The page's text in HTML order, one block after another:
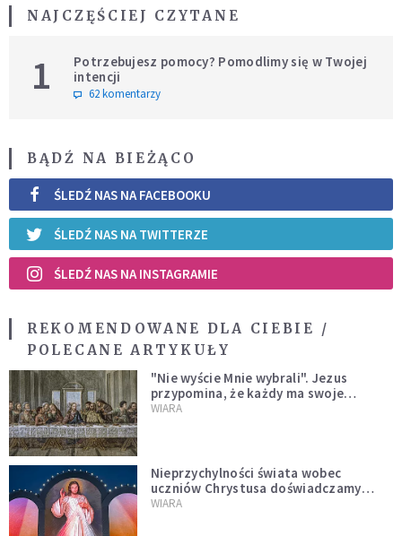
NAJCZĘŚCIEJ CZYTANE
1
Potrzebujesz pomocy? Pomodlimy się w Twojej
intencji
62 komentarzy
BĄDŹ NA BIEŻĄCO
ŚLEDŹ NAS NA FACEBOOKU
ŚLEDŹ NAS NA TWITTERZE
ŚLEDŹ NAS NA INSTAGRAMIE
REKOMENDOWANE DLA CIEBIE /
POLECANE ARTYKUŁY
"Nie wyście Mnie wybrali". Jezus
przypomina, że każdy ma swoje
miejsce i swoją misję
WIARA
Nieprzychylności świata wobec
uczniów Chrystusa doświadczamy
wszyscy, również dzisiaj
WIARA